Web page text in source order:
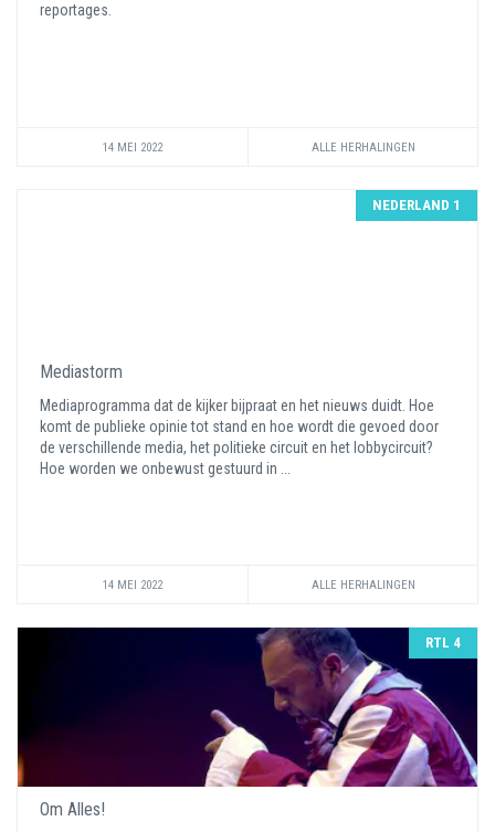
reportages.
14 MEI 2022 ALLE HERHALINGEN
NEDERLAND 1
Mediastorm
Mediaprogramma dat de kijker bijpraat en het nieuws duidt. Hoe
komt de publieke opinie tot stand en hoe wordt die gevoed door
de verschillende media, het politieke circuit en het lobbycircuit?
Hoe worden we onbewust gestuurd in ...
14 MEI 2022 ALLE HERHALINGEN
RTL 4
Om Alles!